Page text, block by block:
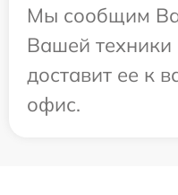
Мы сообщим
Вашей техники
доставит ее к
офис.